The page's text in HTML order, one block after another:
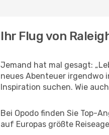
Ihr Flug von
Jemand hat mal gesagt:
neues Abenteuer irgendwo
Inspiration suchen. Wie
Bei Opodo finden Sie Top-
auf Europas größte